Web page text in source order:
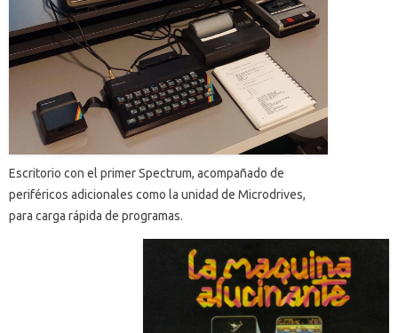
Escritorio con el primer Spectrum, acompañado de
periféricos adicionales como la unidad de Microdrives,
para carga rápida de programas.